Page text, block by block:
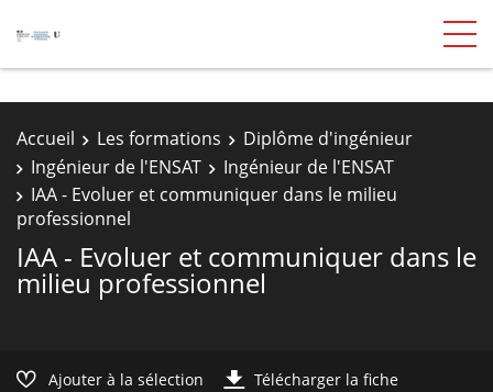
Accueil Les formations
Diplôme d'ingénieur
Ingénieur de l'ENSAT
Ingénieur de l'ENSAT
IAA - Evoluer et communiquer dans le milieu
professionnel
IAA - Evoluer et communiquer dans le
milieu professionnel
Ajouter à la sélection Télécharger la fiche